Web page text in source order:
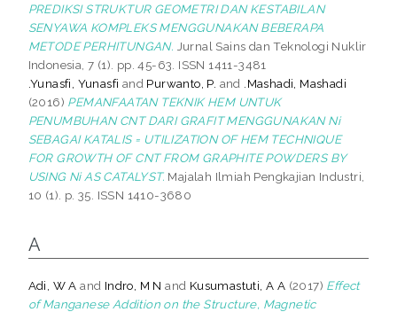
PREDIKSI STRUKTUR GEOMETRI DAN KESTABILAN
SENYAWA KOMPLEKS MENGGUNAKAN BEBERAPA
METODE PERHITUNGAN. Jurnal Sains dan Teknologi Nuklir
Indonesia, 7 (1). pp. 45-63. ISSN 1411-3481
.Yunasfi, Yunasfi and Purwanto, P. and
.Mashadi, Mashadi
(2016) PEMANFAATAN TEKNIK HEM UNTUK
PENUMBUHAN CNT DARI GRAFIT MENGGUNAKAN Ni
SEBAGAI KATALIS = UTILIZATION OF HEM TECHNIQUE
FOR GROWTH OF CNT FROM GRAPHITE POWDERS BY
USING Ni AS CATALYST. Majalah Ilmiah Pengkajian Industri,
10 (1). p. 35. ISSN 1410-3680
A
Adi, W A and Indro, M N and Kusumastuti, A A (2017) Effect
of Manganese Addition on the Structure, Magnetic